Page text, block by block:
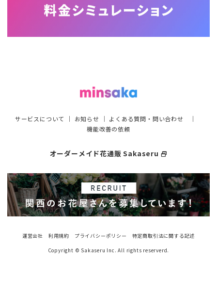
サービスについて ｜ お知らせ ｜ よくある質問・問い合わせ ｜
機能改善の依頼
オーダーメイド花通販 Sakaseru select_window
運営会社 利用規約 プライバシーポリシー
特定商取引法に関する記述
Copyright © Sakaseru Inc. All rights reserverd.